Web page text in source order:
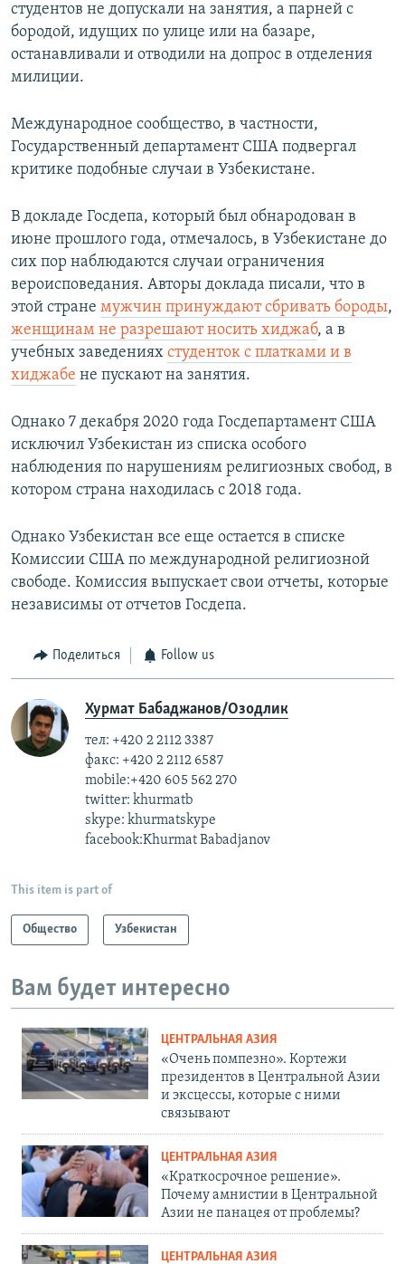
студентов не допускали на занятия, а парней с
бородой, идущих по улице или на базаре,
останавливали и отводили на допрос в отделения
милиции.
Международное сообщество, в частности,
Государственный департамент США подвергал
критике подобные случаи в Узбекистане.
В докладе Госдепа, который был обнародован в
июне прошлого года, отмечалось, в Узбекистане до
сих пор наблюдаются случаи ограничения
вероисповедания. Авторы доклада писали, что в
этой стране мужчин принуждают сбривать бороды,
женщинам не разрешают носить хиджаб, а в
учебных заведениях студенток с платками и в
хиджабе не пускают на занятия.
Однако 7 декабря 2020 года Госдепартамент США
исключил Узбекистан из списка особого
наблюдения по нарушениям религиозных свобод, в
котором страна находилась с 2018 года.
Однако Узбекистан все еще остается в списке
Комиссии США по международной религиозной
свободе. Комиссия выпускает свои отчеты, которые
независимы от отчетов Госдепа.
Поделиться Follow us
Хурмат Бабаджанов/Озодлик
тел: +420 2 2112 3387
факс: +420 2 2112 6587
mobile:+420 605 562 270
twitter: khurmatb
skype: khurmatskype
facebook:Khurmat Babadjanov
This item is part of
Общество Узбекистан
Вам будет интересно
ЦЕНТРАЛЬНАЯ АЗИЯ
«Очень помпезно». Кортежи
президентов в Центральной Азии
и эксцессы, которые с ними
связывают
ЦЕНТРАЛЬНАЯ АЗИЯ
«Краткосрочное решение».
Почему амнистии в Центральной
Азии не панацея от проблемы?
ЦЕНТРАЛЬНАЯ АЗИЯ